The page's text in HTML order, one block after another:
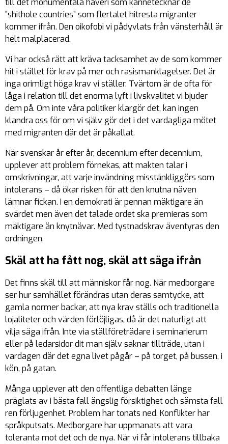
till det monumentala haveri som kännetecknar de
”shithole countries” som flertalet hitresta migranter
kommer ifrån. Den oikofobi vi pådyvlats från vänsterhåll är
helt malplacerad.
Vi har också rätt att kräva tacksamhet av de som kommer
hit i stället för krav på mer och rasismanklagelser. Det är
inga orimligt höga krav vi ställer. Tvärtom är de ofta för
låga i relation till det enorma lyft i livskvalitet vi bjuder
dem på. Om inte våra politiker klargör det, kan ingen
klandra oss för om vi själv gör det i det vardagliga mötet
med migranten där det är påkallat.
När svenskar år efter år, decennium efter decennium,
upplever att problem förnekas, att makten talar i
omskrivningar, att varje invändning misstänkliggörs som
intolerans – då ökar risken för att den knutna näven
lämnar fickan. I en demokrati är pennan mäktigare än
svärdet men även det talade ordet ska premieras som
mäktigare än knytnävar. Med tystnadskrav äventyras den
ordningen.
Skäl att ha fått nog, skäl att säga ifrån
Det finns skäl till att människor får nog. När medborgare
ser hur samhället förändras utan deras samtycke, att
gamla normer backar, att nya krav ställs och traditionella
lojaliteter och värden förlöjligas, då är det naturligt att
vilja säga ifrån. Inte via ställföreträdare i seminarierum
eller på ledarsidor dit man själv saknar tillträde, utan i
vardagen där det egna livet pågår – på torget, på bussen, i
kön, på gatan.
Många upplever att den offentliga debatten länge
präglats av i bästa fall ängslig försiktighet och sämsta fall
ren förljugenhet. Problem har tonats ned. Konflikter har
språkputsats. Medborgare har uppmanats att vara
toleranta mot det och de nya. När vi får intolerans tillbaka